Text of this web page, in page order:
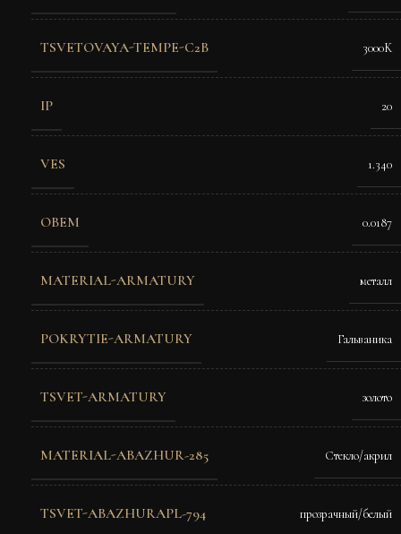
TSVETOVAYA-TEMPE-C2B 3000K
IP 20
VES 1.340
OBEM 0.0187
MATERIAL-ARMATURY металл
POKRYTIE-ARMATURY Гальваника
TSVET-ARMATURY золото
MATERIAL-ABAZHUR-285 Стекло/акрил
TSVET-ABAZHURAPL-794 прозрачный/белый